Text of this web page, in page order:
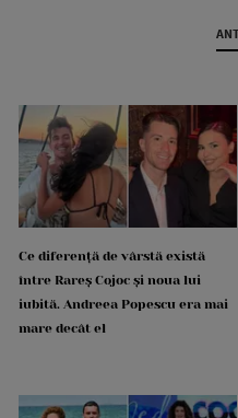
Ce diferență de vârstă există
între Rareș Cojoc și noua lui
iubită. Andreea Popescu era mai
mare decât el